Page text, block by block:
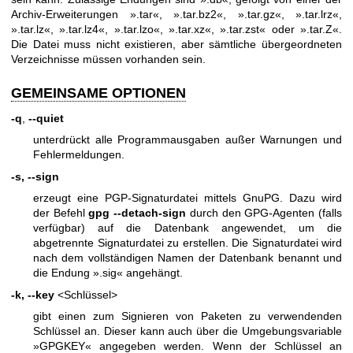
Archiv-Erweiterungen ».tar«, ».tar.bz2«, ».tar.gz«, ».tar.lrz«,
».tar.lz«, ».tar.lz4«, ».tar.lzo«, ».tar.xz«, ».tar.zst« oder ».tar.Z«.
Die Datei muss nicht existieren, aber sämtliche übergeordneten
Verzeichnisse müssen vorhanden sein.
GEMEINSAME OPTIONEN
-q --quiet
unterdrückt alle Programmausgaben außer Warnungen und
Fehlermeldungen.
-s, --sign
erzeugt eine PGP-Signaturdatei mittels GnuPG. Dazu wird
der Befehlgpg --detach-sign durch den GPG-Agenten (falls
verfügbar) auf die Datenbank angewendet, um die
abgetrennte Signaturdatei zu erstellen. Die Signaturdatei wird
nach dem vollständigen Namen der Datenbank benannt und
die Endung ».sig« angehängt.
-k, --key <Schlüssel>
gibt einen zum Signieren von Paketen zu verwendenden
Schlüssel an. Dieser kann auch über die Umgebungsvariable
»GPGKEY« angegeben werden. Wenn der Schlüssel an